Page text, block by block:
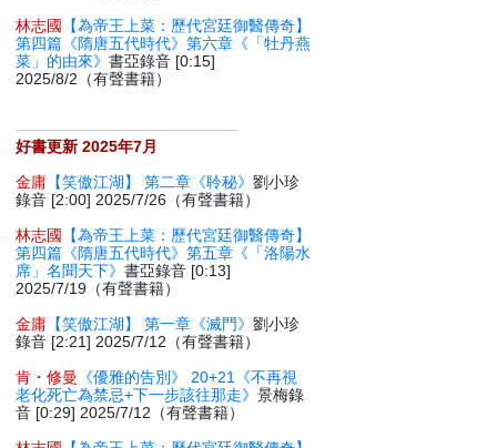
林志國
【為帝王上菜：歷代宮廷御醫傳奇】
第四篇《隋唐五代時代》第六章《「牡丹燕
菜」的由來》書亞錄音 [0:15]
2025/8/2（有聲書籍）
好書更新 2025年7月
金庸 【笑傲江湖】 第二章《聆秘》劉小珍
錄音 [2:00] 2025/7/26（有聲書籍）
林志國
【為帝王上菜：歷代宮廷御醫傳奇】
第四篇《隋唐五代時代》第五章《「洛陽水
席」名聞天下》書亞錄音 [0:13]
2025/7/19（有聲書籍）
金庸 【笑傲江湖】 第一章《滅門》劉小珍
錄音 [2:21] 2025/7/12（有聲書籍）
肯・修曼
《優雅的告別》 20+21《不再視
老化死亡為禁忌+下一步該往那走》景梅錄
音 [0:29] 2025/7/12（有聲書籍）